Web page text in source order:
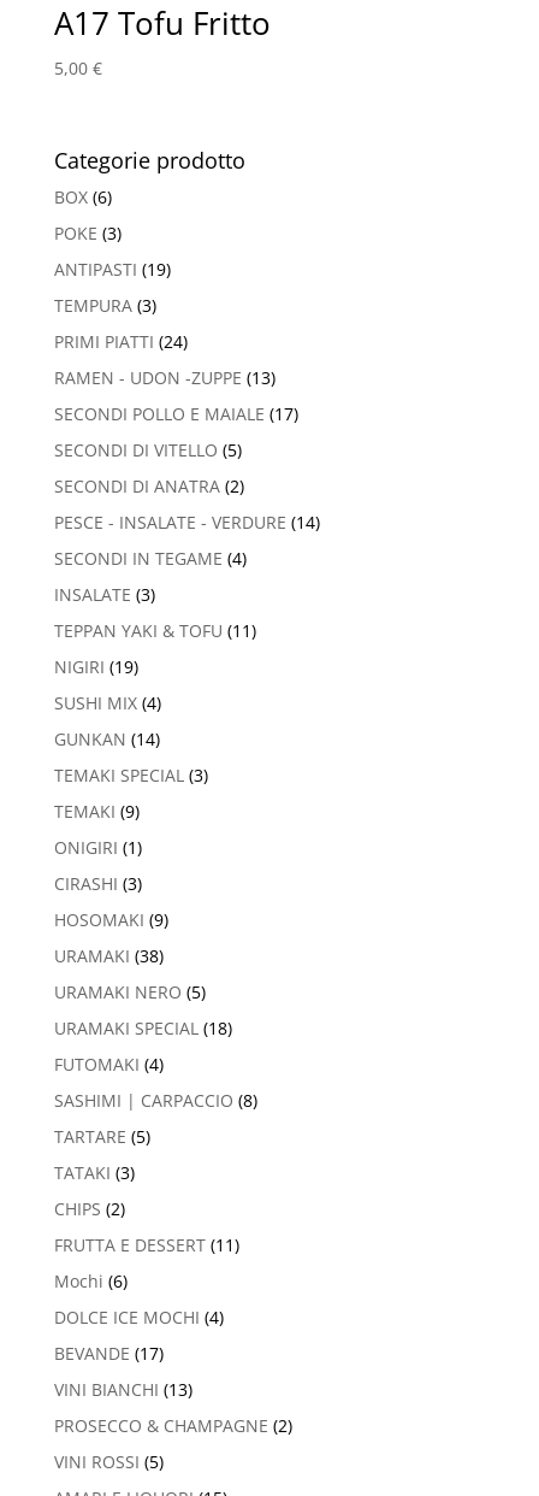
A17 Tofu Fritto
5,00 €
Categorie prodotto
BOX (6)
POKE (3)
ANTIPASTI (19)
TEMPURA (3)
PRIMI PIATTI (24)
RAMEN - UDON -ZUPPE (13)
SECONDI POLLO E MAIALE (17)
SECONDI DI VITELLO (5)
SECONDI DI ANATRA (2)
PESCE - INSALATE - VERDURE (14)
SECONDI IN TEGAME (4)
INSALATE (3)
TEPPAN YAKI & TOFU (11)
NIGIRI (19)
SUSHI MIX (4)
GUNKAN (14)
TEMAKI SPECIAL (3)
TEMAKI (9)
ONIGIRI (1)
CIRASHI (3)
HOSOMAKI (9)
URAMAKI (38)
URAMAKI NERO (5)
URAMAKI SPECIAL (18)
FUTOMAKI (4)
SASHIMI | CARPACCIO (8)
TARTARE (5)
TATAKI (3)
CHIPS (2)
FRUTTA E DESSERT (11)
Mochi (6)
DOLCE ICE MOCHI (4)
BEVANDE (17)
VINI BIANCHI (13)
PROSECCO & CHAMPAGNE (2)
VINI ROSSI (5)